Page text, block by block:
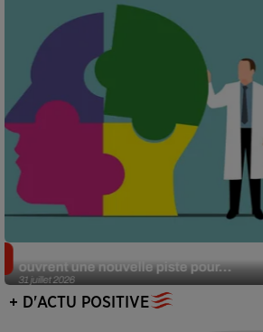
31 juillet 2026
ouvrent une nouvelle piste pour...
+ D'ACTU POSITIVE